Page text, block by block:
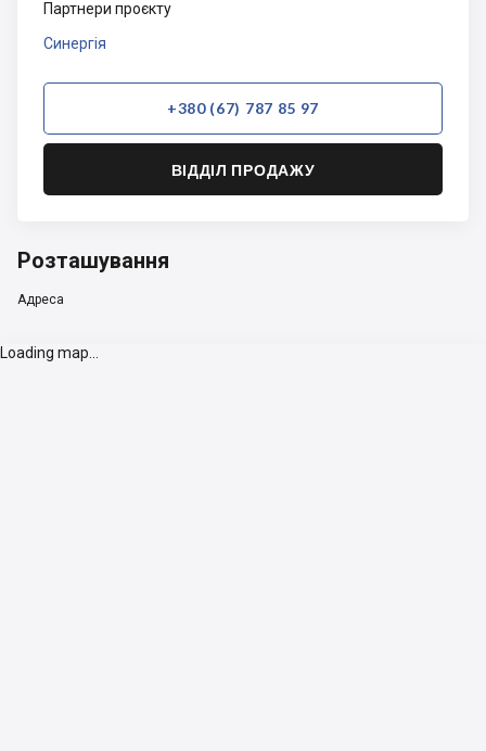
+380 (67) 787 85 97
ВІДДІЛ ПРОДАЖУ
Партнери проєкту
Синергія
Розташування
Адреса
Loading map...